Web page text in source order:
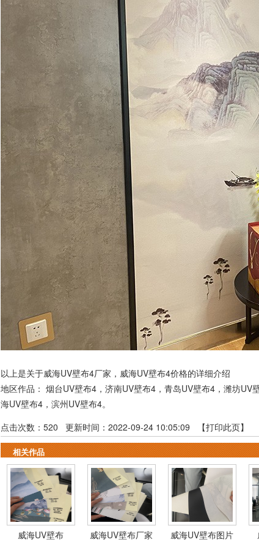
以上是关于威海UV壁布4厂家，威海UV壁布4价格的详细介绍
地区作品： 烟台UV壁布4， 济南UV壁布4， 青岛UV壁布4， 潍坊UV
海UV壁布4， 滨州UV壁布4。
点击次数： 520 更新时间：2022-09-24 10:05:09 【打印此页】
相关作品
威海UV壁布 威海UV壁布厂家 威海UV壁布图片